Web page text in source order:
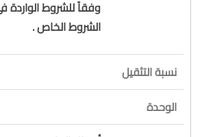
وفقاً للشروط الواردة
الشروط الخاص .
نسبة التثقيل
الوحدة